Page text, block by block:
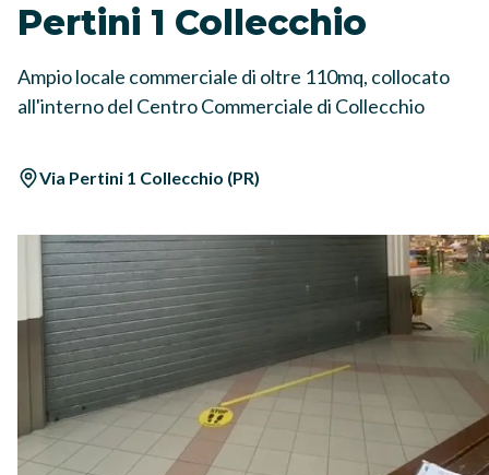
Pertini 1 Collecchio
Ampio locale commerciale di oltre 110mq, collocato
all'interno del Centro Commerciale di Collecchio
Via Pertini 1 Collecchio (PR)